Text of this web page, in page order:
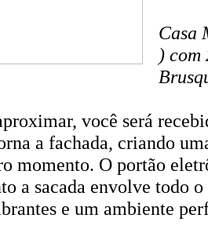
Casa
) com
você será
a fachada, criando
momento. O portão
a sacada envolve todo
e um ambiente